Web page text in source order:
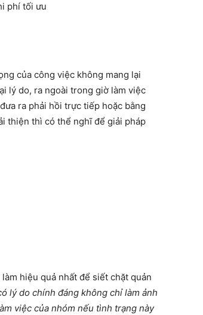
phí tối ưu
của công việc không mang lại
lý do, ra ngoài trong giờ làm việc
ra phải hồi trực tiếp hoặc bằng
thiện thì có thể nghĩ để giải pháp
hiệu quả nhất để siết chặt quản
lý do chính đáng không chỉ làm ảnh
việc của nhóm nếu tình trạng này